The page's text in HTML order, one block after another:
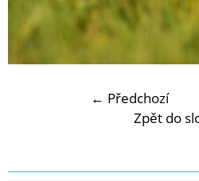
← Předchozí
Zpět do